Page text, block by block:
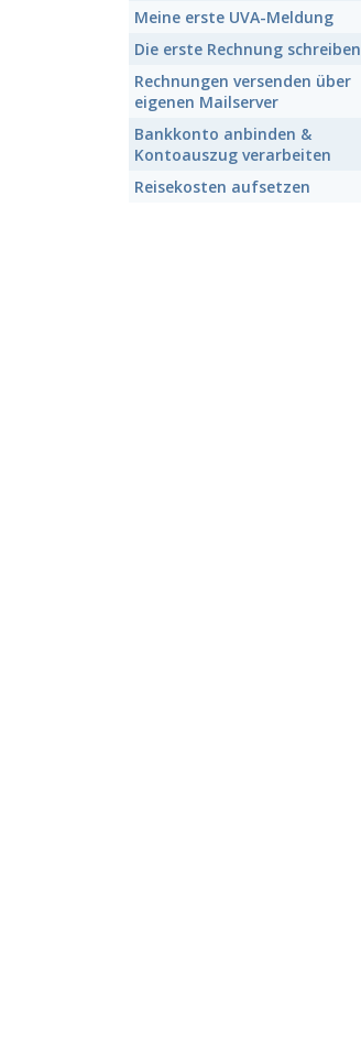
Meine erste UVA-Meldung
Die erste Rechnung schreiben
Rechnungen versenden über
eigenen Mailserver
Bankkonto anbinden &
Kontoauszug verarbeiten
Reisekosten aufsetzen